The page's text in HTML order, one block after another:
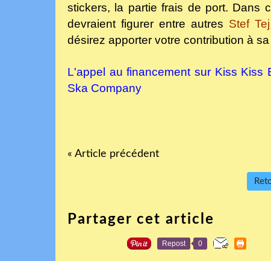
stickers, la partie frais de port. Dans
devraient figurer entre autres Stef
désirez apporter votre contribution à
L'appel au financement sur Kiss Kiss
Ska Company
« Article précédent
Partager cet article
Repost 0